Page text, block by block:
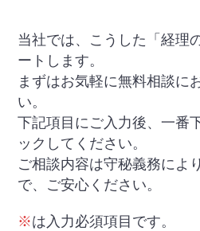
当社では、こうした「経理
ートします。
まずはお気軽に無料相談に
い。
下記項目にご入力後、一番
ックしてください。
ご相談内容は守秘義務によ
で、ご安心ください。
※は入力必須項目です。